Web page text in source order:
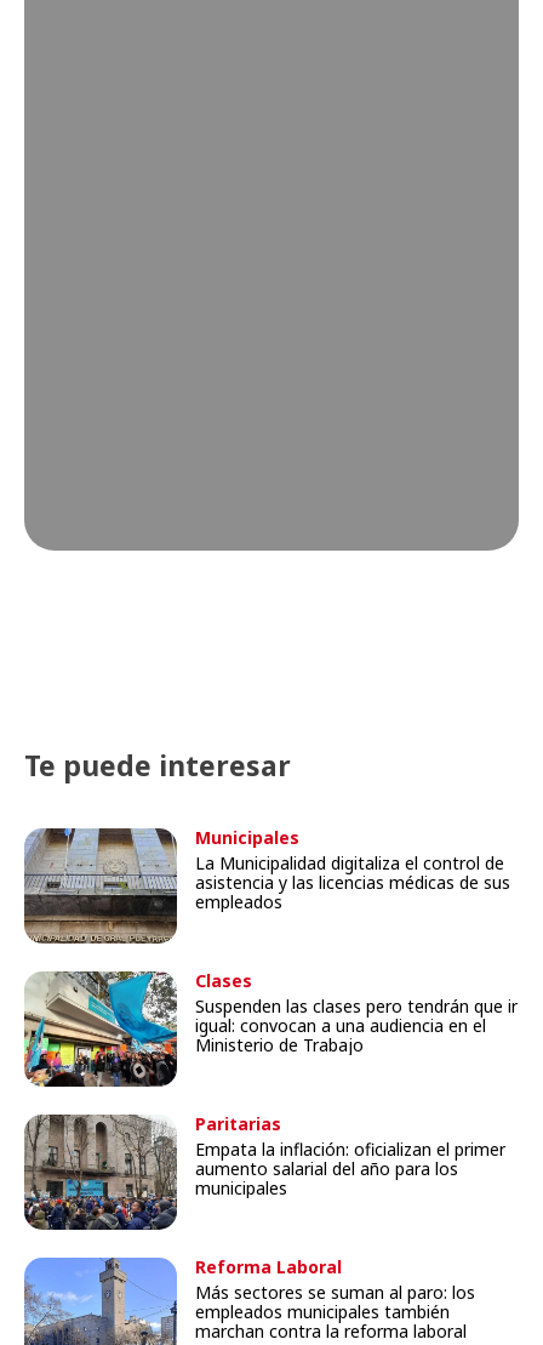
Te puede interesar
Municipales
La Municipalidad digitaliza el control de
asistencia y las licencias médicas de sus
empleados
Clases
Suspenden las clases pero tendrán que ir
igual: convocan a una audiencia en el
Ministerio de Trabajo
Paritarias
Empata la inflación: oficializan el primer
aumento salarial del año para los
municipales
Reforma Laboral
Más sectores se suman al paro: los
empleados municipales también
marchan contra la reforma laboral